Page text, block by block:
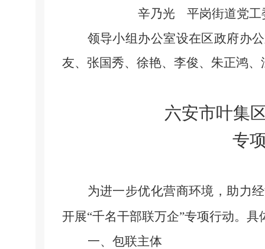
辛乃光
平岗街道党
领导小组办公室设在区政府办
友、张国秀、徐艳、李俊、朱正鸿
六安市叶集
专
为进一步优化营商环境，助力
开展“千名干部联万企”专项行动。具
一、包联主体